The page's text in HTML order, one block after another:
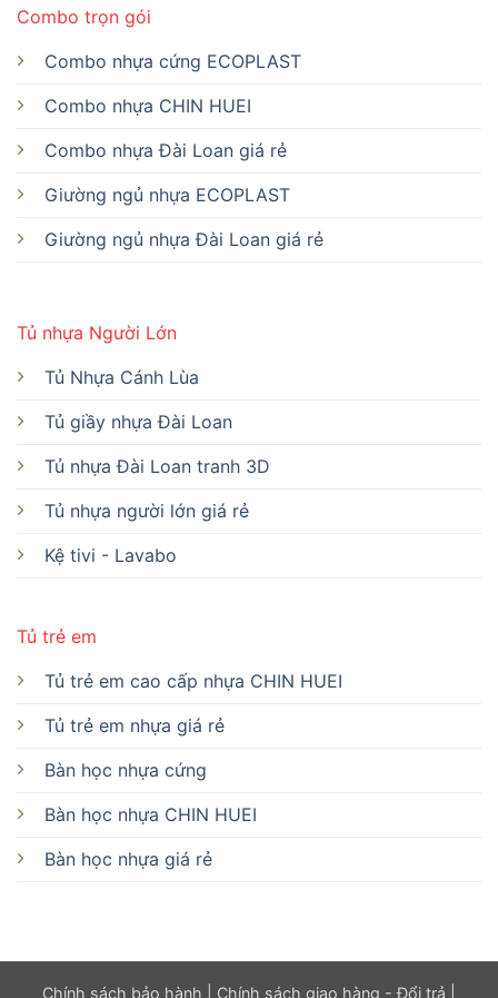
Tủ nhựa Người Lớn
Tủ Nhựa Cánh Lùa
Tủ giầy nhựa Đài Loan
Tủ nhựa Đài Loan tranh 3D
Tủ nhựa người lớn giá rẻ
Kệ tivi - Lavabo
Tủ trẻ em
Tủ trẻ em cao cấp nhựa CHIN HUEI
Tủ trẻ em nhựa giá rẻ
Bàn học nhựa cứng
Bàn học nhựa CHIN HUEI
Bàn học nhựa giá rẻ
Combo trọn gói
Combo nhựa cứng ECOPLAST
Combo nhựa CHIN HUEI
Combo nhựa Đài Loan giá rẻ
Giường ngủ nhựa ECOPLAST
Giường ngủ nhựa Đài Loan giá rẻ
Chính sách bảo hành Chính sách giao hàng - Đổi trả